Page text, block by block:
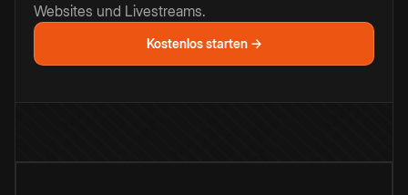
Websites und Livestreams.
Kostenlos starten →